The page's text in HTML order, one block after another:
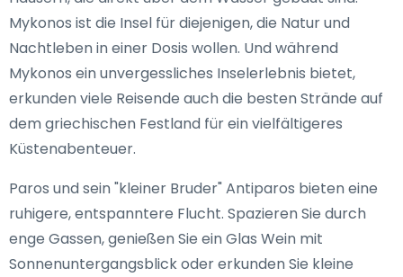
Mykonos ist die Insel für diejenigen, die Natur und
Nachtleben in einer Dosis wollen. Und während
Mykonos ein unvergessliches Inselerlebnis bietet,
erkunden viele Reisende auch die besten Strände auf
dem griechischen Festland für ein vielfältigeres
Küstenabenteuer.
Paros und sein "kleiner Bruder" Antiparos bieten eine
ruhigere, entspanntere Flucht. Spazieren Sie durch
enge Gassen, genießen Sie ein Glas Wein mit
Sonnenuntergangsblick oder erkunden Sie kleine